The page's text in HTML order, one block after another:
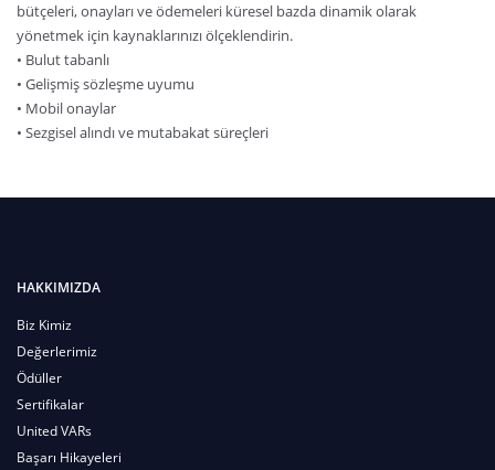
bütçeleri, onayları ve ödemeleri küresel bazda dinamik olarak
yönetmek için kaynaklarınızı ölçeklendirin.
• Bulut tabanlı
• Gelişmiş sözleşme uyumu
• Mobil onaylar
• Sezgisel alındı ve mutabakat süreçleri
HAKKIMIZDA
Biz Kimiz
Değerlerimiz
Ödüller
Sertifikalar
United VARs
Başarı Hikayeleri